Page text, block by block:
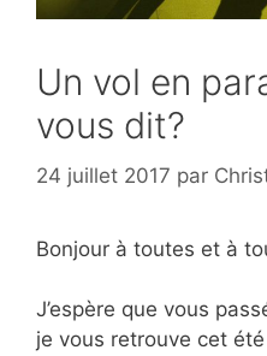
Un vol en
vous dit?
24 juillet 2017 par
Bonjour à toutes et à
J’espère que vous
je vous retrouve cet